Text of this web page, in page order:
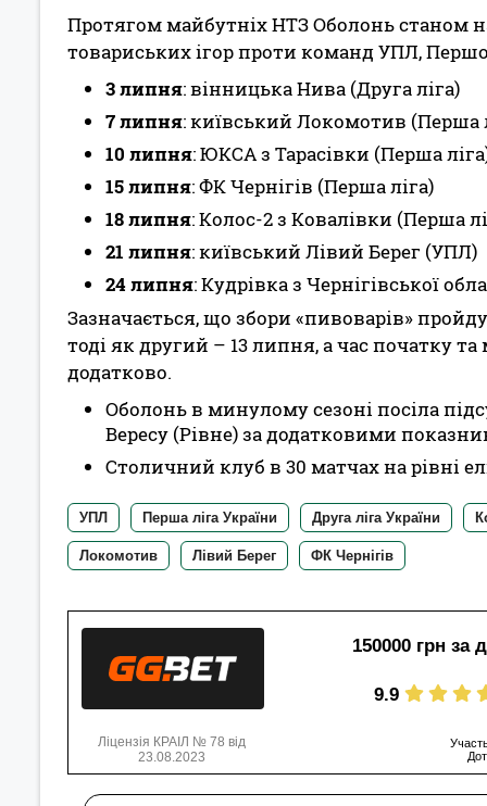
Протягом майбутніх НТЗ Оболонь станом
товариських ігор проти команд УПЛ,
3 липня: вінницька Нива (Друга ліга)
7 липня: київський Локомотив (Перша
10 липня: ЮКСА з Тарасівки (Перша
15 липня: ФК Чернігів (Перша ліга)
18 липня: Колос-2 з Ковалівки (Перша
21 липня: київський Лівий Берег (УПЛ)
24 липня: Кудрівка з Чернігівської
Зазначається, що збори «пивоварів»
тоді як другий – 13 липня, а час початку
додатково.
Оболонь в минулому сезоні посіла
Вересу (Рівне) за додатковими
Столичний клуб в 30 матчах на рівні
УПЛ Перша ліга України Друга ліга України
Локомотив Лівий Берег ФК Чернігів
150000 грн за
9.9
Ліцензія КРАІЛ № 78 від
23.08.2023